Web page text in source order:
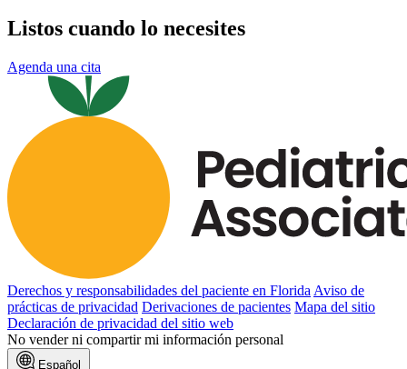
Listos cuando lo necesites
Agenda una cita
Derechos y responsabilidades del paciente en Florida Aviso de
prácticas de privacidad Derivaciones de pacientes Mapa del sitio
Declaración de privacidad del sitio web
No vender ni compartir mi información personal
Español